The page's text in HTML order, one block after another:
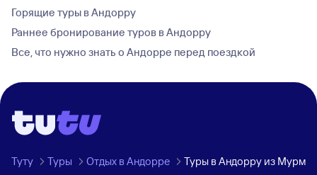
Горящие туры в Андорру
Раннее бронирование туров в Андорру
Все, что нужно знать о Андорре перед поездкой
Туту Туры Отдых в Андорре Туры в Андорру из